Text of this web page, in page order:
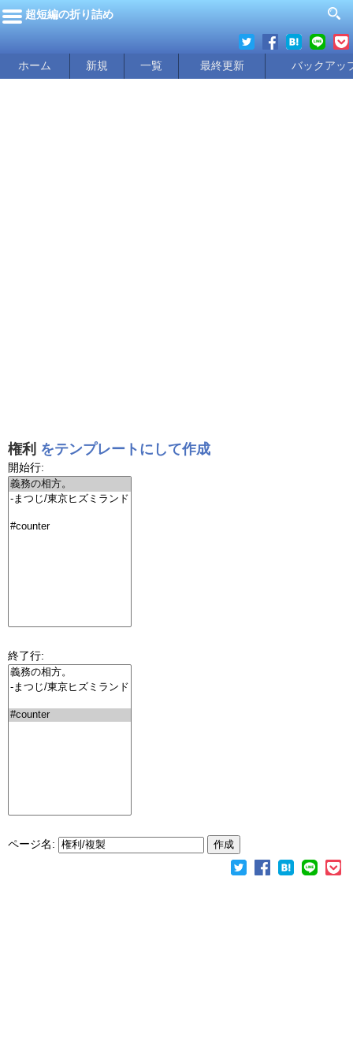
超短編の折り詰め
ホーム 新規 一覧 最終更新 バックアッ
権利 をテンプレートにして作成
開始行:
終了行:
ページ名: